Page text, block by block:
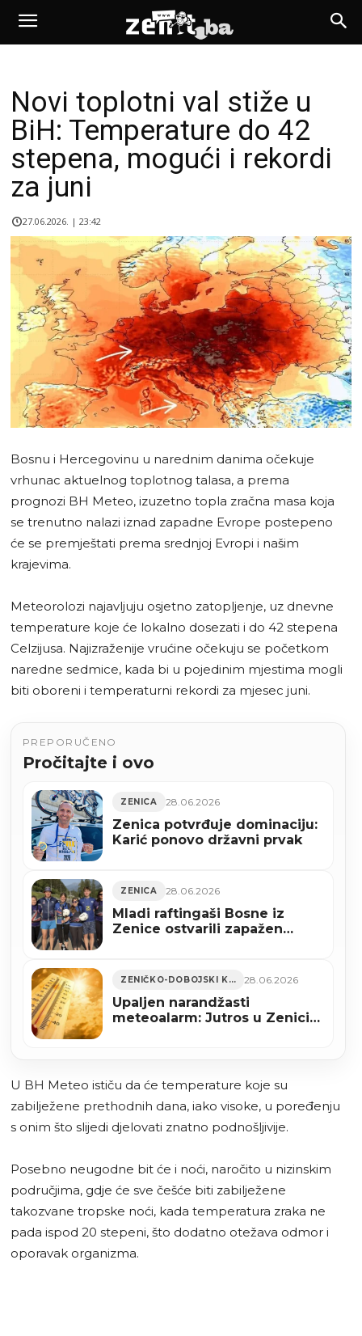
Novi toplotni val stiže u
BiH: Temperature do 42
stepena, mogući i rekordi
za juni
27.06.2026. | 23:42
Bosnu i Hercegovinu u narednim danima očekuje
vrhunac aktuelnog toplotnog talasa, a prema
prognozi BH Meteo, izuzetno topla zračna masa koja
se trenutno nalazi iznad zapadne Evrope postepeno
će se premještati prema srednjoj Evropi i našim
krajevima.
Meteorolozi najavljuju osjetno zatopljenje, uz dnevne
temperature koje će lokalno dosezati i do 42 stepena
Celzijusa. Najizraženije vrućine očekuju se početkom
naredne sedmice, kada bi u pojedinim mjestima mogli
biti oboreni i temperaturni rekordi za mjesec juni.
PREPORUČENO
Pročitajte i ovo
ZENICA 28.06.2026
Zenica potvrđuje dominaciju:
Karić ponovo državni prvak
ZENICA 28.06.2026
Mladi raftingaši Bosne iz
Zenice ostvarili zapažen
ZENIČKO-DOBOJSKI KANTON 28.06.2026
Upaljen narandžasti
meteoalarm: Jutros u Zenici
U BH Meteo ističu da će temperature koje su
zabilježene prethodnih dana, iako visoke, u poređenju
s onim što slijedi djelovati znatno podnošljivije.
Posebno neugodne bit će i noći, naročito u nizinskim
područjima, gdje će sve češće biti zabilježene
takozvane tropske noći, kada temperatura zraka ne
pada ispod 20 stepeni, što dodatno otežava odmor i
oporavak organizma.